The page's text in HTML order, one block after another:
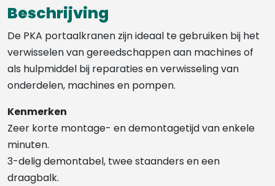
Beschrijving
De PKA portaalkranen zijn ideaal te gebruiken bij het
verwisselen van gereedschappen aan machines of
als hulpmiddel bij reparaties en verwisseling van
onderdelen, machines en pompen.
Kenmerken
Zeer korte montage- en demontagetijd van enkele
minuten.
3-delig demontabel, twee staanders en een
draagbalk.